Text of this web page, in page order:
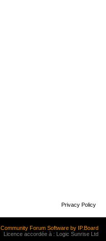
Privacy Policy
Community Forum Software by IP.Board
Licence accordée à : Logic Sunrise Ltd